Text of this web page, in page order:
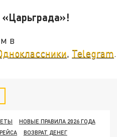
«Царьграда»!
в
, Telegram.
НОВЫЕ ПРАВИЛА 2026 ГОДА
ВОЗВРАТ ДЕНЕГ